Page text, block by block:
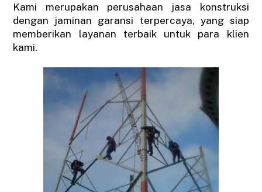
Kami merupakan perusahaan jasa konstruksi
dengan jaminan garansi terpercaya, yang siap
memberikan layanan terbaik untuk para klien
kami.